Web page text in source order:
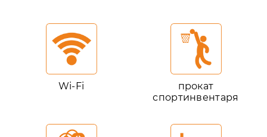
Wi-Fi
прокат
спортинвентаря